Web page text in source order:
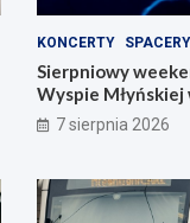
KONCERTY SPACERY
Sierpniowy
Wyspie Młyńskiej
7 sierpnia 2026